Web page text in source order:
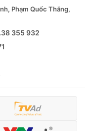
Phạm Quốc Thắng,
355 932